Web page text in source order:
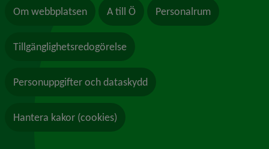
Om webbplatsen A till Ö Personalrum
Tillgänglighetsredogörelse
Personuppgifter och dataskydd
Hantera kakor (cookies)